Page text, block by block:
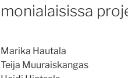
monialaisissa
Marika Hautala
Teija Muuraiskangas